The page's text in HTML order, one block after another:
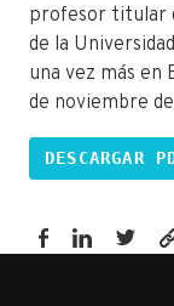
profesor titular
de la
una vez más en
de noviembre
DESCARGAR